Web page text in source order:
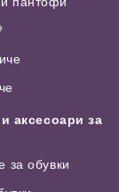
аксесоари за
за обувки